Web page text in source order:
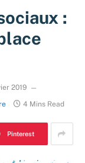
:
2019
4 Mins Read
Pinterest